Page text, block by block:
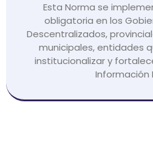
Esta Norma se
obligatoria en los
Descentralizados,
municipales, entidades
institucionalizar y
Información